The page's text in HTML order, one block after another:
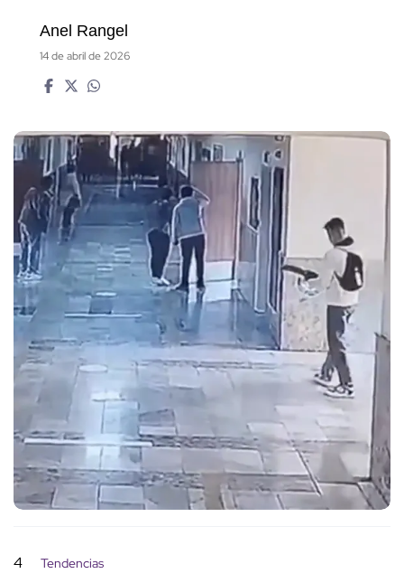
Anel Rangel
14 de abril de 2026
4 Tendencias